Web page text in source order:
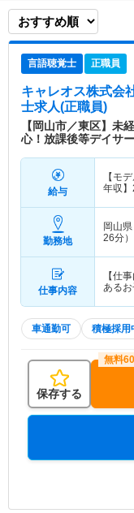
言語聴覚士 正職員
キャレオス株式会
士求人(正職員)
【岡山市／東区】未
心！放課後等デイサ
給与
【モ
年収】
勤務地
岡山
26分）
仕事内容
【仕
ある
車通勤可 積極採用
保存する